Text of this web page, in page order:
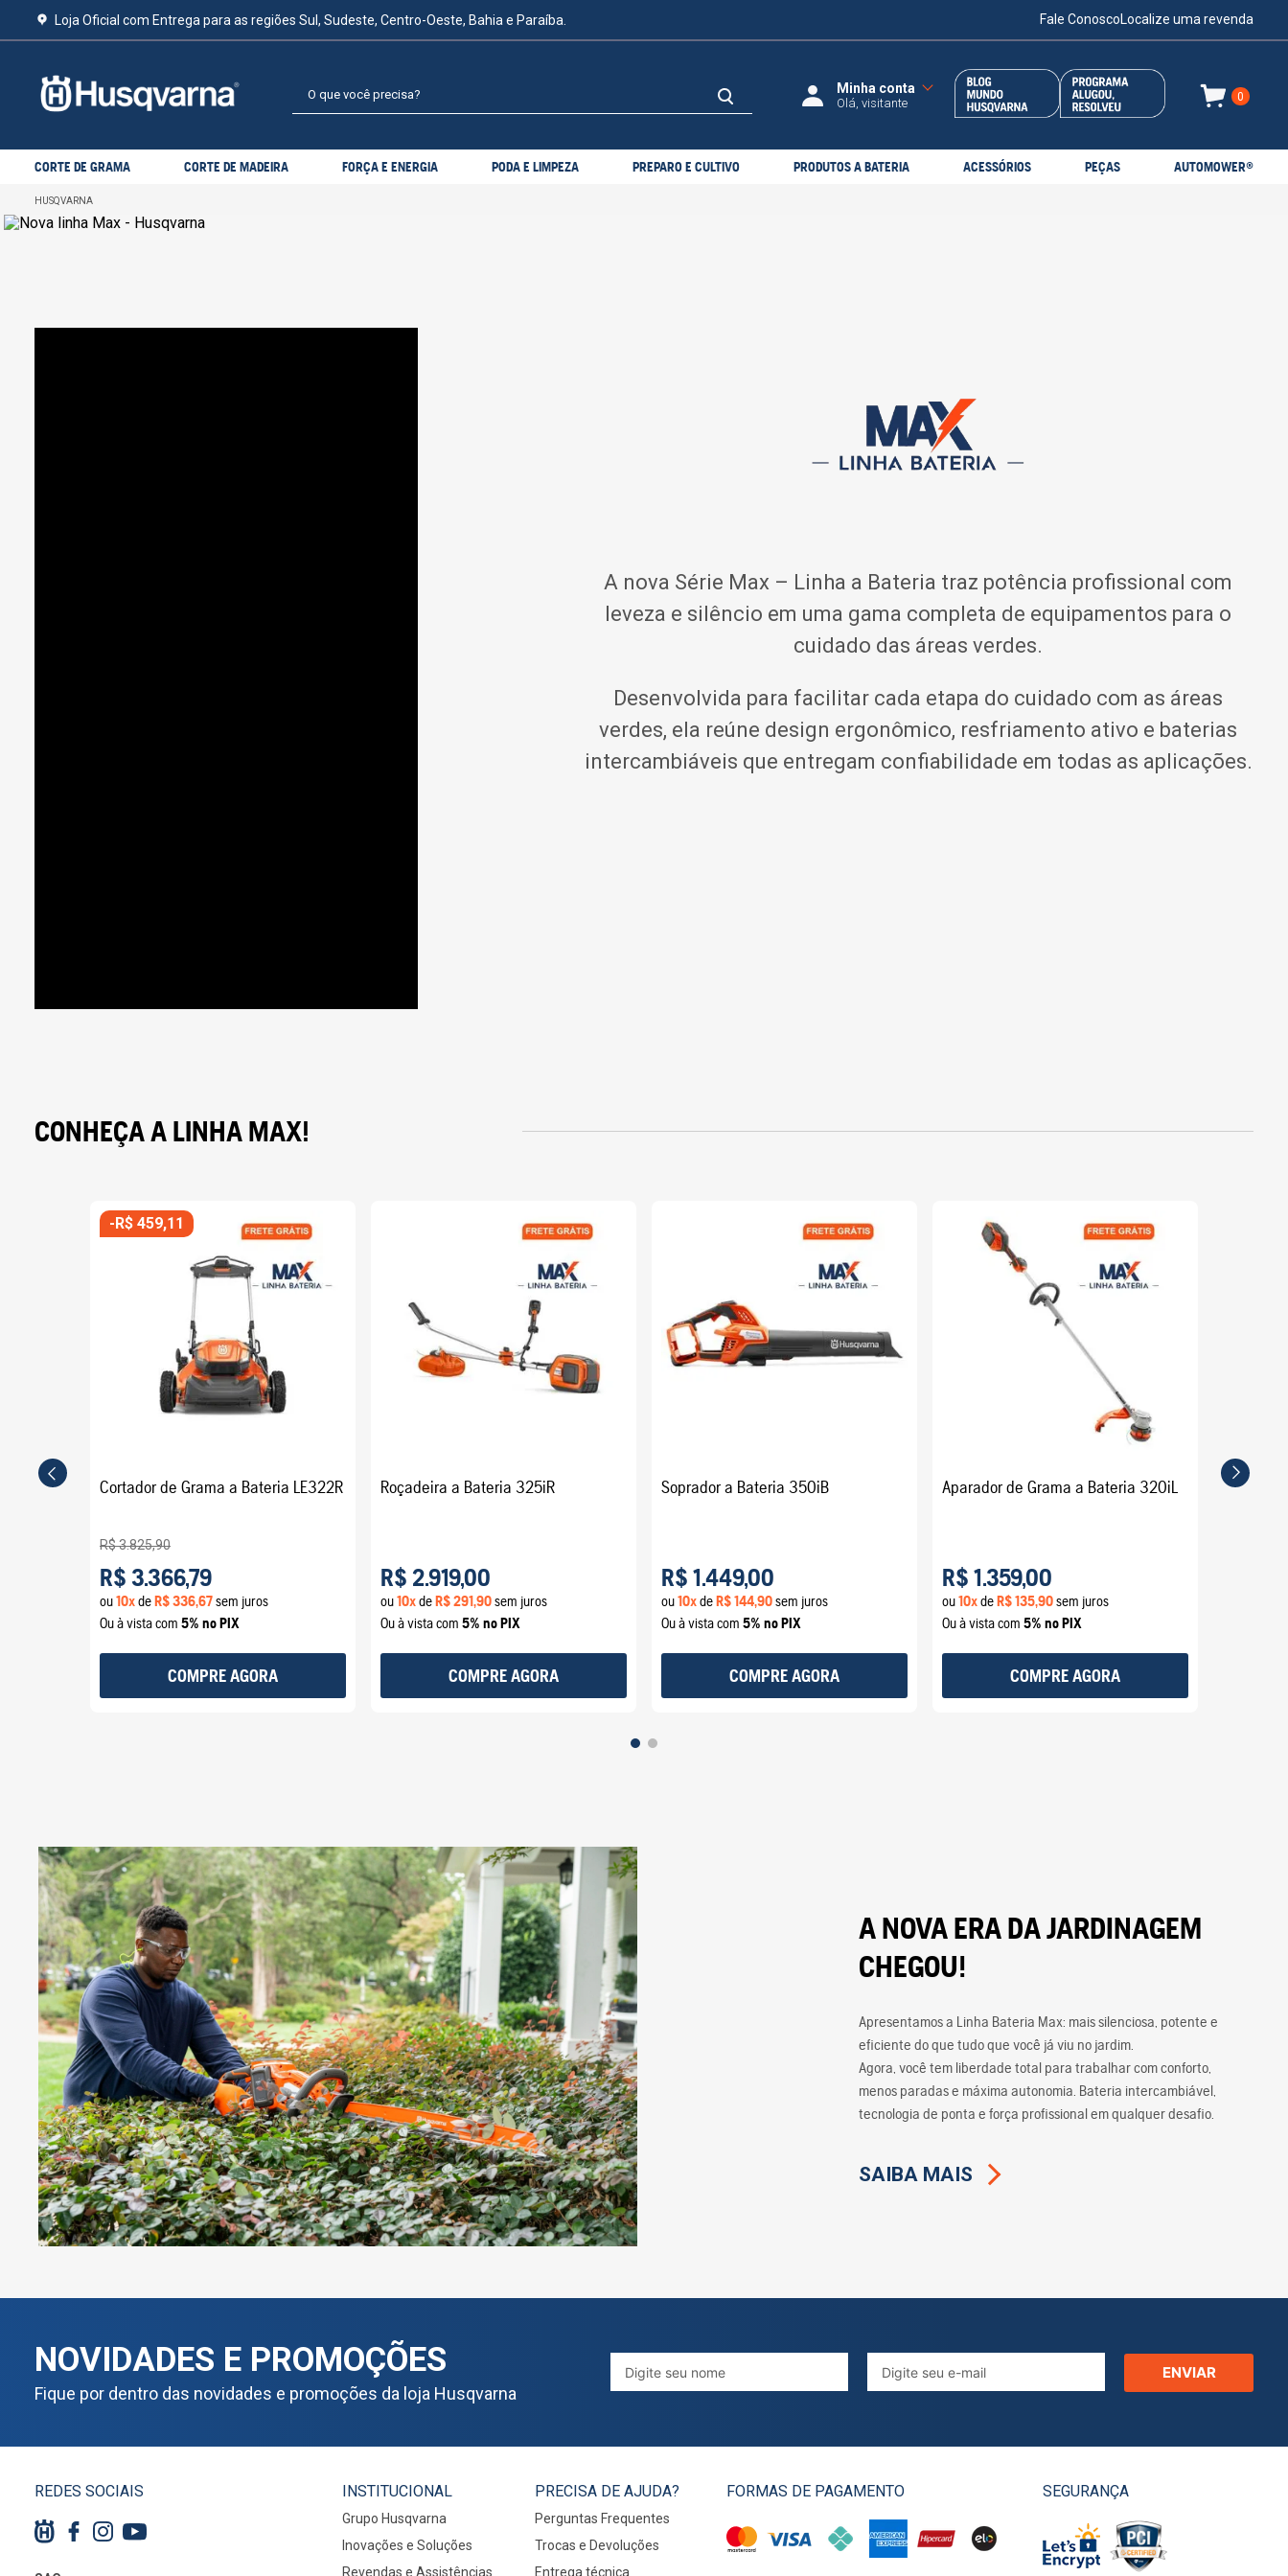
Loja Oficial com Entrega para as regiões Sul, Sudeste, Centro-Oeste, Bahia e Paraíba. Fale ConoscoLocalize uma revenda
Olá, visitante 0
CORTE DE GRAMA CORTE DE MADEIRA FORÇA E ENERGIA PODA E LIMPEZA PREPARO E CULTIVO PRODUTOS A BATERIA ACESSÓRIOS PEÇAS AUTOMOWER®
HUSQVARNA
A nova Série Max – Linha a Bateria traz potência profissional com
leveza e silêncio em uma gama completa de equipamentos para o
cuidado das áreas verdes.
Desenvolvida para facilitar cada etapa do cuidado com as áreas
verdes, ela reúne design ergonômico, resfriamento ativo e baterias
intercambiáveis que entregam confiabilidade em todas as aplicações.
CONHEÇA A LINHA MAX!
- R$ 459,11
Cortador de Grama a Bateria LE322R
R$3.825,90
R$ 3.366,79
ou10xdeR$336,67sem juros
Ou à vista com 5% no PIX
COMPRE AGORA
Roçadeira a Bateria 325iR
R$ 2.919,00
ou10xdeR$291,90sem juros
Ou à vista com 5% no PIX
COMPRE AGORA
Soprador a Bateria 350iB
R$ 1.449,00
ou10xdeR$144,90sem juros
Ou à vista com 5% no PIX
COMPRE AGORA
Aparador de Grama a Bateria 320iL
R$ 1.359,00
ou10xdeR$135,90sem juros
Ou à vista com 5% no PIX
COMPRE AGORA
A NOVA ERA DA JARDINAGEM
CHEGOU!
Apresentamos a Linha Bateria Max: mais silenciosa, potente e
eficiente do que tudo que você já viu no jardim.
Agora, você tem liberdade total para trabalhar com conforto,
menos paradas e máxima autonomia. Bateria intercambiável,
tecnologia de ponta e força profissional em qualquer desafio.
SAIBA MAIS
NOVIDADES E PROMOÇÕES
Fique por dentro das novidades e promoções da loja Husqvarna
ENVIAR
REDES SOCIAIS INSTITUCIONAL
Grupo Husqvarna
Inovações e Soluções
Revendas e Assistências
PRECISA DE AJUDA?
Perguntas Frequentes
Trocas e Devoluções
Entrega técnica
FORMAS DE PAGAMENTO SEGURANÇA